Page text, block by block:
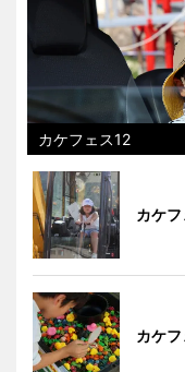
カケフェス12
カケフ
カケ